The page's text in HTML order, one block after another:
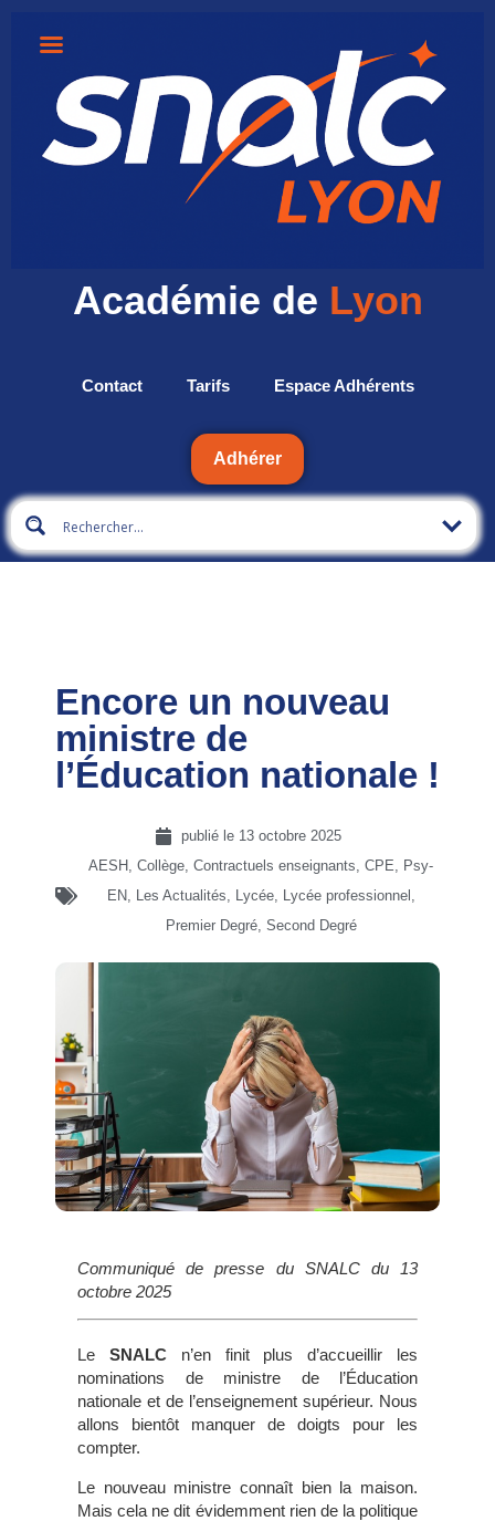
Académie de Lyon
Contact Tarifs Espace Adhérents
Adhérer
Encore un nouveau
ministre de
l’Éducation nationale !
publié le 13 octobre 2025
AESH , Collège, Contractuels enseignants, CPE, Psy-
EN, Les Actualités, Lycée, Lycée professionnel ,
Premier Degré, Second Degré
Communiqué de presse du SNALC du 13
octobre 2025
Le SNALCn’en finit plus d’accueillir les
nominations de ministre de l’Éducation
nationale et de l’enseignement supérieur. Nous
allons bientôt manquer de doigts pour les
compter.
Le nouveau ministre connaît bien la maison.
Mais cela ne dit évidemment rien de la politique